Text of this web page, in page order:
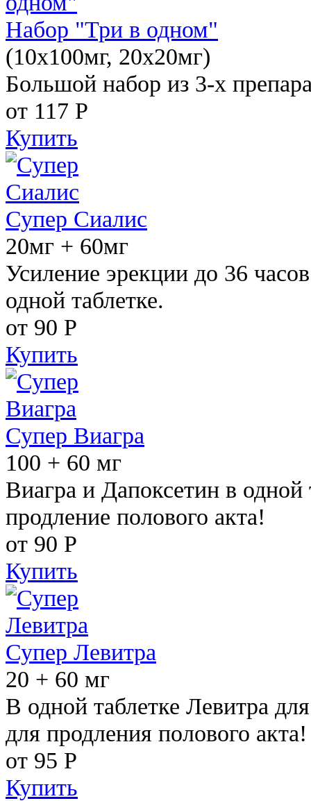
Набор "Три в одном"
(10x100мг, 20x20мг)
Большой набор из 3-х
от 117 Р
Купить
Супер Сиалис
20мг + 60мг
Усиление эрекции до 36
одной таблетке.
от 90 Р
Купить
Супер Виагра
100 + 60 мг
Виагра и Дапоксетин в одной
продление полового акта!
от 90 Р
Купить
Супер Левитра
20 + 60 мг
В одной таблетке Левитра
для продления полового акта!
от 95 Р
Купить